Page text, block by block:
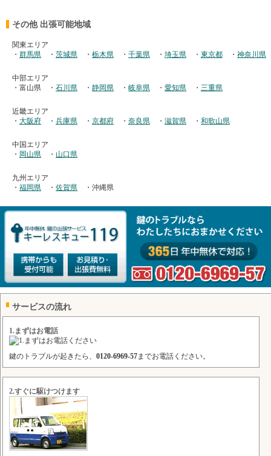
その他 出張可能地域
関東エリア
・ 群馬県 ・ 茨城県 ・ 栃木県 ・ 千葉県 ・ 埼玉県 ・ 東京都 ・ 神奈川県
中部エリア
・富山県
・ 石川県 ・ 静岡県 ・ 岐阜県 ・ 愛知県 ・ 三重県
近畿エリア
・ 大阪府 ・ 兵庫県 ・ 京都府 ・ 奈良県 ・ 滋賀県 ・ 和歌山県
中国エリア
・ 岡山県 ・ 山口県
九州エリア
・ 福岡県 ・ 佐賀県 ・沖縄県
サービスの流れ
1.まずはお電話
鍵のトラブルが起きたら、 0120-6969-57までお電話ください。
2.すぐに駆けつけます